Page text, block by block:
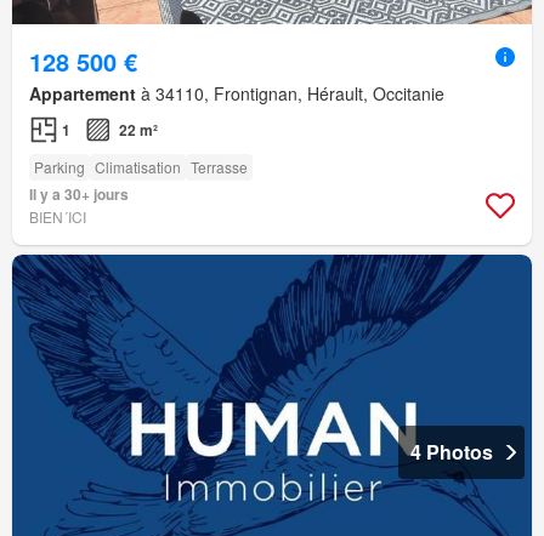
128 500 €
Appartement à 34110, Frontignan, Hérault, Occitanie
1 22 m²
Parking Climatisation Terrasse
Il y a 30+ jours
BIEN´ICI
4 Photos